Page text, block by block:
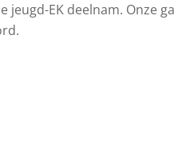
EK deelnam. Onze